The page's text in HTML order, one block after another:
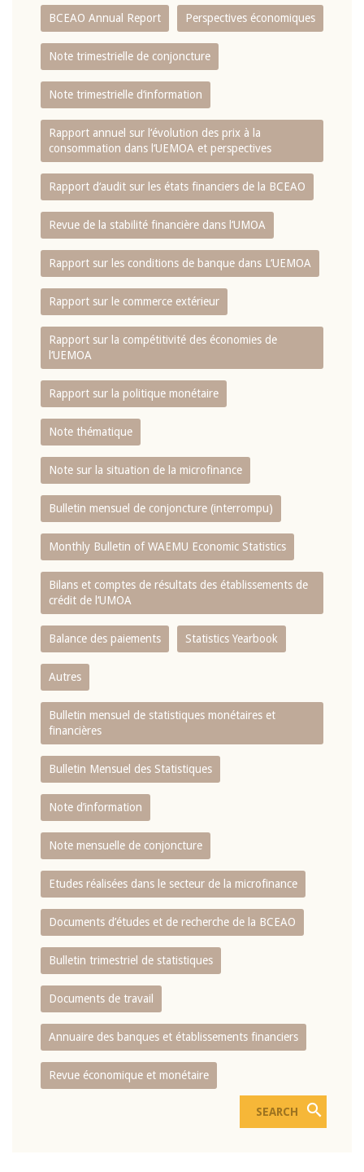
BCEAO Annual Report Perspectives économiques
Note trimestrielle de conjoncture
Note trimestrielle d‘information
Rapport annuel sur l‘évolution des prix à la
consommation dans l‘UEMOA et perspectives
Rapport d‘audit sur les états financiers de la BCEAO
Revue de la stabilité financière dans l‘UMOA
Rapport sur les conditions de banque dans L‘UEMOA
Rapport sur le commerce extérieur
Rapport sur la compétitivité des économies de
l‘UEMOA
Rapport sur la politique monétaire
Note thématique
Note sur la situation de la microfinance
Bulletin mensuel de conjoncture (interrompu)
Monthly Bulletin of WAEMU Economic Statistics
Bilans et comptes de résultats des établissements de
crédit de l‘UMOA
Balance des paiements Statistics Yearbook
Autres
Bulletin mensuel de statistiques monétaires et
financières
Bulletin Mensuel des Statistiques
Note d’information
Note mensuelle de conjoncture
Etudes réalisées dans le secteur de la microfinance
Documents d’études et de recherche de la BCEAO
Bulletin trimestriel de statistiques
Documents de travail
Annuaire des banques et établissements financiers
Revue économique et monétaire